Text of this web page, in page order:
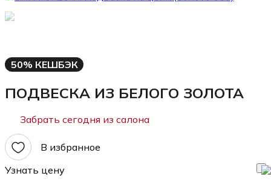
50% КЕШБЭК
ПОДВЕСКА ИЗ БЕЛОГО ЗОЛОТА
Забрать сегодня из салона
В избранное
Узнать цену